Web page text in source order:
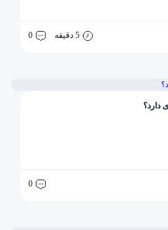
5 دقیقه 0
0